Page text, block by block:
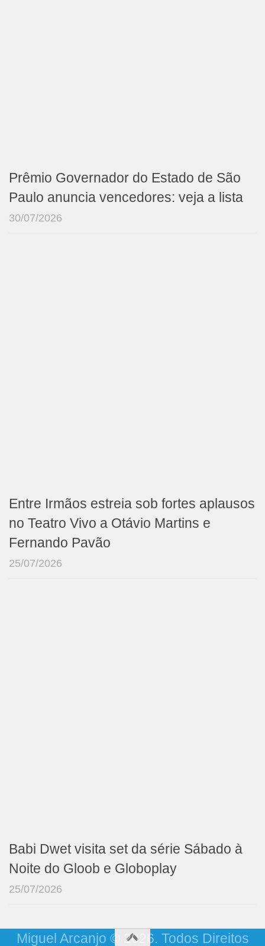
Prêmio Governador do Estado de São
Paulo anuncia vencedores: veja a lista
30/07/2026
Entre Irmãos estreia sob fortes aplausos
no Teatro Vivo a Otávio Martins e
Fernando Pavão
25/07/2026
Babi Dwet visita set da série Sábado à
Noite do Gloob e Globoplay
25/07/2026
Miguel Arcanjo © 2026. Todos Direitos